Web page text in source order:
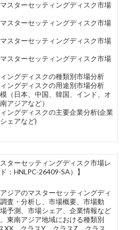
スターセッティングディスク市場
スターセッティングディスク市場
スターセッティングディスク市場
スターセッティングディスク市場
ングディスクの種類別市場分析
ングディスクの用途別市場分析
（日本、中国、韓国、インド、オ
アジアなど）
ングディスクの主要企業分析(企業
ェアなど)
スターセッティングディスク市場レ
：HNLPC-26409-SA）】
ジアのマスターセッティングディ
査・分析し、市場概要、市場動
予測、市場シェア、企業情報など
東南アジア地域における種類別
XX、クラスY、クラスZ、クラス